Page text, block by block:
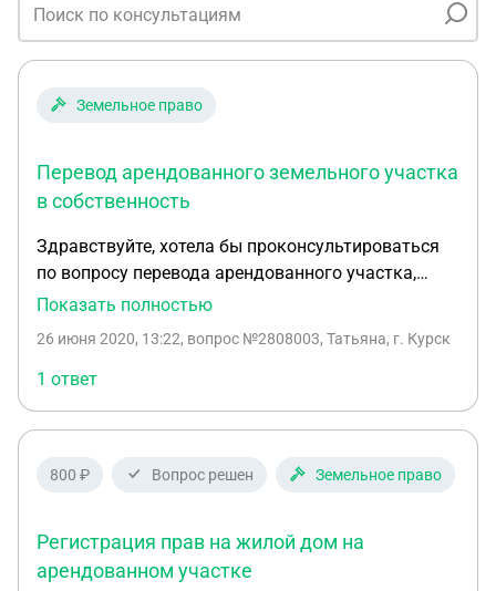
Земельное право
Перевод арендованного земельного участка
в собственность
Здравствуйте, хотела бы проконсультироваться
по вопросу перевода арендованного участка,
принадлежащего администрации района в
межевание, далее я подавала заявку на аукцион,
чтобы заключить договор аренды участка для
ведения ЛПХ. В итоге аукциона оформлендоговор
аренды в июне 2018 года сроком на 20 лет.
или начать строить что-то вроде гаража (так
участок по кадастровой стоимости, просто
сфотографироваи эту постройку, отправили
Показать полностью
26 июня 2020, 13:22, вопрос №2808003, Татьяна, г. Курск
1 ответ
800 ₽ Вопрос решен Земельное право
Регистрация прав на жилой дом на
арендованном участке